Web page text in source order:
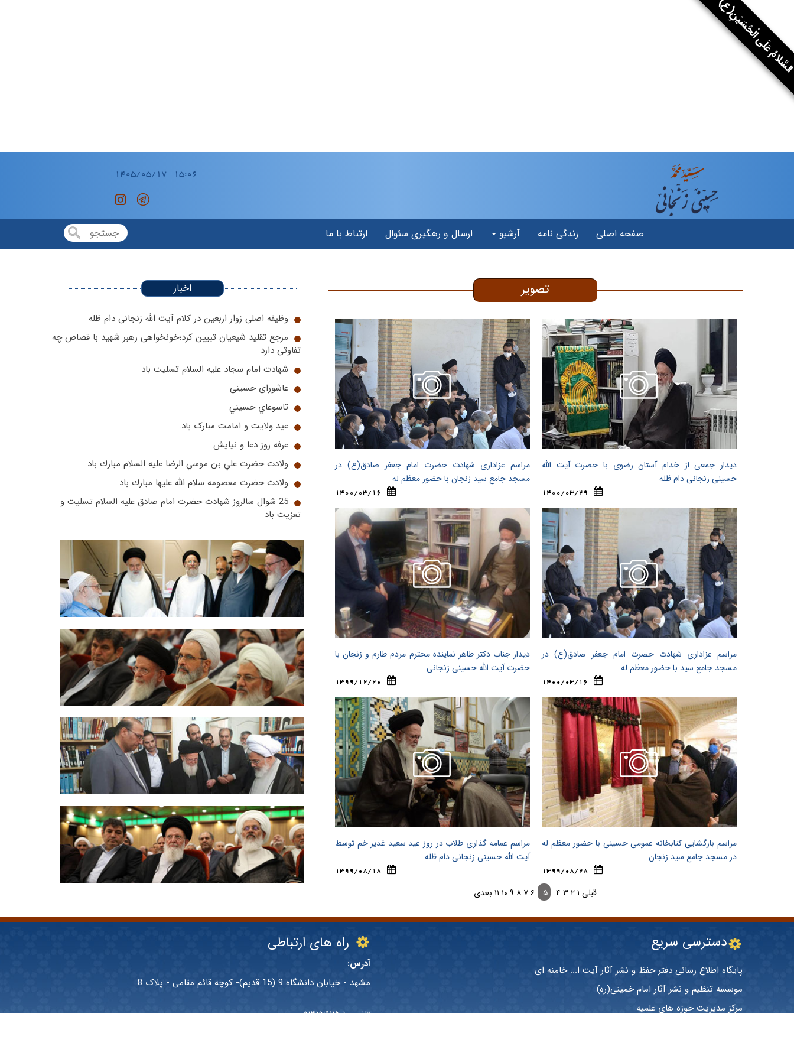
عَلَى الْحُسَيْنِ(ع)
صفحه اصلی زندگی نامه آرشیو ارسال و رهگیری سئوال ارتباط با ما
تصویر
دیدار جمعی از خدام آستان رضوی با حضرت آیت الله
حسینی زنجانی دام ظله
1400/03/29
مراسم عزاداری شهادت حضرت امام جعفر صادق(ع) در
مسجد جامع سید زنجان با حضور معظم له
1400/03/16
مراسم عزاداری شهادت حضرت امام جعفر صادق(ع) در
مسجد جامع سید با حضور معظم له
1400/03/16
دیدار جناب دکتر طاهر نماینده محترم مردم طارم و زنجان با
حضرت آیت الله حسینی زنجانی
1399/12/20
مراسم بازگشایی کتابخانه عمومی حسینی با حضور معظم له
در مسجد جامع سید زنجان
1399/08/28
مراسم عمامه گذاری طلاب در روز عید سعید غدیر خم توسط
آیت الله حسینی زنجانی دام ظله
1399/08/18
قبلی ۱۲ ۳ ۴ ۵ ۶۷ ۸ ۹ ۱۰ ۱۱ بعدی
اخبار
وظیفه اصلی زوار اربعین در کلام آیت الله زنجانی دام ظله
مرجع تقلید شیعیان تبیین کرد؛‌خونخواهی رهبر شهید با قصاص چه
تفاوتی دارد
شهادت امام سجاد علیه السلام تسلیت باد
عاشورای حسینی
تاسوعاي حسيني
عید ولایت و امامت مبارک باد.
عرفه روز دعا و نیایش
ولادت حضرت علي بن موسي الرضا عليه السلام مبارك باد
ولادت حضرت معصومه سلام الله علیها مبارك باد
25 شوال سالروز شهادت حضرت امام صادق عليه السلام تسلیت و
تعزیت باد
دسترسی سریع
پایگاه اطلاع رسانی دفتر حفظ و نشر آثار آیت ا... خامنه ای
موسسه تنظیم و نشر آثار امام خمینی(ره)
مرکز مدیریت حوزه های علمیه
راه های ارتباطی
آدرس:
مشهد - خیابان دانشگاه 9 (15 قدیم)- کوچه قائم مقامی - پلاک 8
تلفن: ۰۵۱۳۷۲۹۷۵۰۱